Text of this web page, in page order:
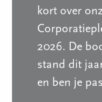
kort over
2026. De
stand dit
en ben je pas